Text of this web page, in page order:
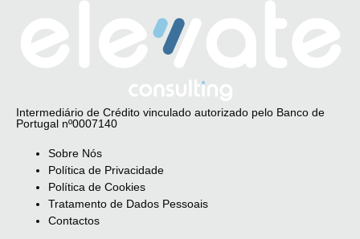
Intermediário de Crédito vinculado autorizado pelo Banco de
Portugal nº0007140
Sobre Nós
Política de Privacidade
Política de Cookies
Tratamento de Dados Pessoais
Contactos